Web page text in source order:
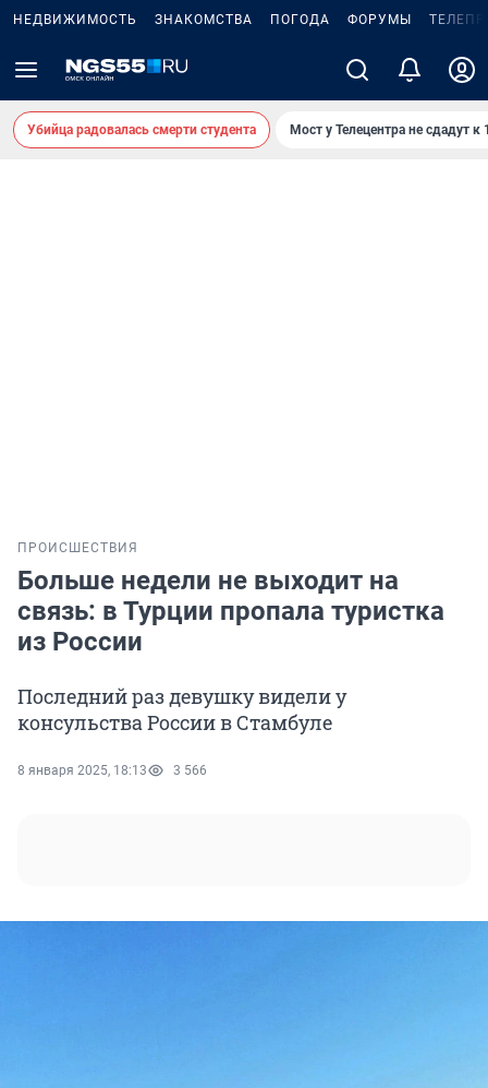
НЕДВИЖИМОСТЬ ЗНАКОМСТВА ПОГОДА ФОРУМЫ
Убийца радовалась смерти студента Мост у Телецентра не сдадут к
ПРОИСШЕСТВИЯ
Больше недели не выходит на
связь: в Турции пропала туристка
из России
Последний раз девушку видели у
консульства России в Стамбуле
8 января 2025, 18:13 3 566